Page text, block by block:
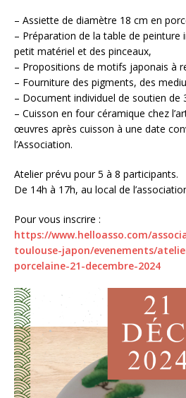
– Assiette de diamètre 18 cm en
– Préparation de la table de peinture
petit matériel et des pinceaux,
– Propositions de motifs japonais à
– Fourniture des pigments, des
– Document individuel de soutien de
– Cuisson en four céramique chez
œuvres après cuisson à une date
l’Association.
Atelier prévu pour 5 à 8 participants.
De 14h à 17h, au local de
Pour vous inscrire :
https://www.helloasso.com/
toulouse-japon/evenements/
porcelaine-21-decembre-2024